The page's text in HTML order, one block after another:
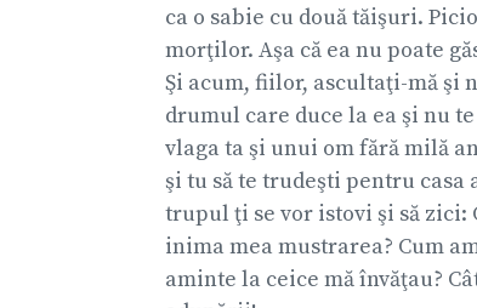
ca o sabie cu două tăişuri.
morţilor. Aşa că ea nu poate
Şi acum, fiilor, ascultaţi-mă şi
drumul care duce la ea şi nu
vlaga ta şi unui om fără milă
şi tu să te trudeşti pentru casa
trupul ţi se vor istovi şi să zici:
inima mea mustrarea? Cum
aminte la ceice mă învăţau?